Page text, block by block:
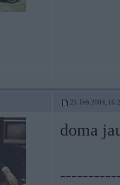
23. Feb 2004,
doma